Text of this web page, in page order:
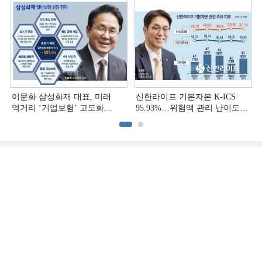
(3)]
이문화 삼성화재 대표, 미래
먹거리 ‘기업보험’ 고도화
신한라이프 기본자본 K-ICS
95.93%…위험액 관리 난이도